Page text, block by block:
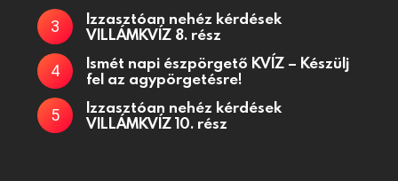
Izzasztóan nehéz kérdések
VILLÁMKVÍZ 8. rész
Ismét napi észpörgető KVÍZ – Készülj
fel az agypörgetésre!
Izzasztóan nehéz kérdések
VILLÁMKVÍZ 10. rész